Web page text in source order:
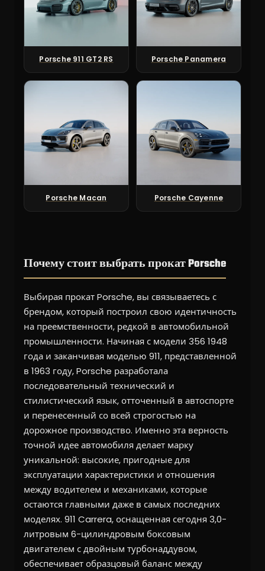
Porsche 911 GT2 RS Porsche Panamera
Porsche Macan Porsche Cayenne
Почему стоит выбрать прокат Porsche
Выбирая прокат Porsche, вы связываетесь с
брендом, который построил свою идентичность
на преемственности, редкой в автомобильной
промышленности. Начиная с модели 356 1948
года и заканчивая моделью 911, представленной
в 1963 году, Porsche разработала
последовательный технический и
стилистический язык, отточенный в автоспорте
и перенесенный со всей строгостью на
дорожное производство. Именно эта верность
точной идее автомобиля делает марку
уникальной: высокие, пригодные для
эксплуатации характеристики и отношения
между водителем и механиками, которые
остаются главными даже в самых последних
моделях. 911 Carrera, оснащенная сегодня 3,0-
литровым 6-цилиндровым боксовым
двигателем с двойным турбонаддувом,
обеспечивает образцовый баланс между